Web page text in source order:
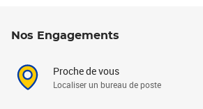
Nos Engagements
Proche de vous
Localiser un bureau de poste